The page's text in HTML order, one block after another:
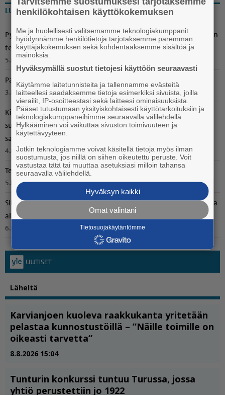
LUETUIMMAT
Pyöröpaalien suojamuovit oli revitty rikki Voitoisissa – Ilkivallan
tekijäksi paljastui suurpeto
5.8.2026 15.50
Paneliapäivä tuo yhteen nykyiset ja entiset kyläläiset
3.8.2026 10.15
Kiukais­lais­läh­töi­sestä Petra Nordlundista tuli toinen
suomalainen, joka on palkittu sarjakuva-alan Oscareissa –
sarjakuvista tuli leipätyö
4.8.2026 10.00
Tekstarit: "Bändillä ei ole ollut tarvetta varastaa keneltäkään"
5.8.2026 10.00
Sikaruton ilmaantuminen Suomeen ei yllättänyt paikallisia liha-
alan toimijoita – "Tämä oli vain ajan kysymys"
6.8.2026 6.00
henkilökohtaisen käyttökokemuksen
Me ja huolellisesti valitsemamme teknologiakumppanit
hyödynnämme henkilötietoja tarjotaksemme paremman
käyttäjäkokemuksen sekä kohdentaaksemme sisältöä ja
mainoksia.
Hyväksymällä suostut tietojesi käyttöön seuraavasti
Käytämme laitetunnisteita ja tallennamme evästeitä
laitteellesi saadaksemme tietoja esimerkiksi sivuista, joilla
vierailit, IP-osoitteestasi sekä laitteesi ominaisuuksista.
Pääset tutustumaan yksityiskohtaisesti käyttötarkoituksiin ja
teknologiakumppaneihimme seuraavalla välilehdellä.
Hylkääminen voi vaikuttaa sivuston toimivuuteen ja
käytettävyyteen.
Jotkin teknologiamme voivat käsitellä tietoja myös ilman
suostumusta, jos niillä on siihen oikeutettu peruste. Voit
vastustaa tätä tai muuttaa asetuksiasi milloin tahansa
seuraavalla välilehdellä.
Hyväksyn kaikki
Omat valintani
Tietosuojakäytäntömme